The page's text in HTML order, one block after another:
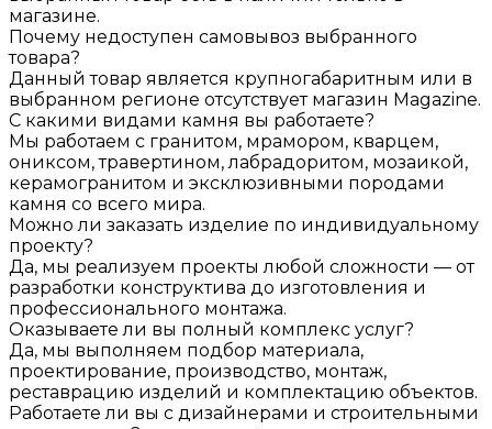
магазине.
Почему недоступен самовывоз выбранного
товара?
Данный товар является крупногабаритным или в
выбранном регионе отсутствует магазин Magazine.
С какими видами камня вы работаете?
Мы работаем с гранитом, мрамором, кварцем,
ониксом, травертином, лабрадоритом, мозаикой,
керамогранитом и эксклюзивными породами
камня со всего мира.
Можно ли заказать изделие по индивидуальному
проекту?
Да, мы реализуем проекты любой сложности — от
разработки конструктива до изготовления и
профессионального монтажа.
Оказываете ли вы полный комплекс услуг?
Да, мы выполняем подбор материала,
проектирование, производство, монтаж,
реставрацию изделий и комплектацию объектов.
Работаете ли вы с дизайнерами и строительными